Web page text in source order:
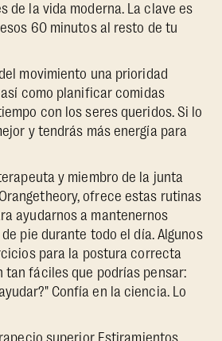
de la vida moderna. La clave es
60 minutos al resto de tu
movimiento una prioridad
como planificar comidas
con los seres queridos. Si lo
y tendrás más energía para
y miembro de la junta
ofrece estas rutinas
ayudarnos a mantenernos
pie durante todo el día. Algunos
para la postura correcta
tan fáciles que podrías pensar:
Confía en la ciencia. Lo